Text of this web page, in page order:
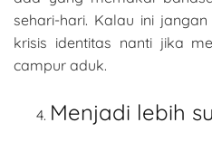
sehari-hari. Kalau ini
krisis identitas nanti jika
campur aduk.
Menjadi lebih